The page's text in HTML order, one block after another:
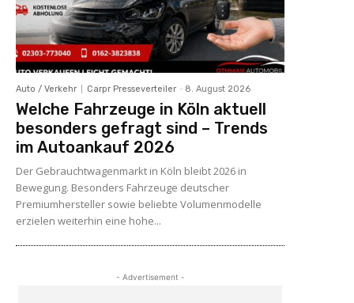
Auto / Verkehr Carpr Presseverteiler - 8. August 2026
Welche Fahrzeuge in Köln aktuell
besonders gefragt sind – Trends
im Autoankauf 2026
Der Gebrauchtwagenmarkt in Köln bleibt 2026 in
Bewegung. Besonders Fahrzeuge deutscher
Premiumhersteller sowie beliebte Volumenmodelle
erzielen weiterhin eine hohe...
- Advertisement -